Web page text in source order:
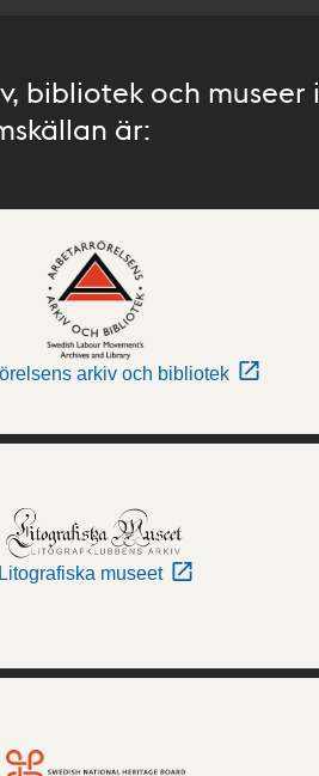
bibliotek och museer i
är:
arkiv och bibliotek
Litografiska museet